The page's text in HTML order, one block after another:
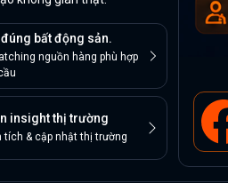
bất động sản.
nguồn hàng phù hợp
insight thị trường
tích & cập nhật thị trường